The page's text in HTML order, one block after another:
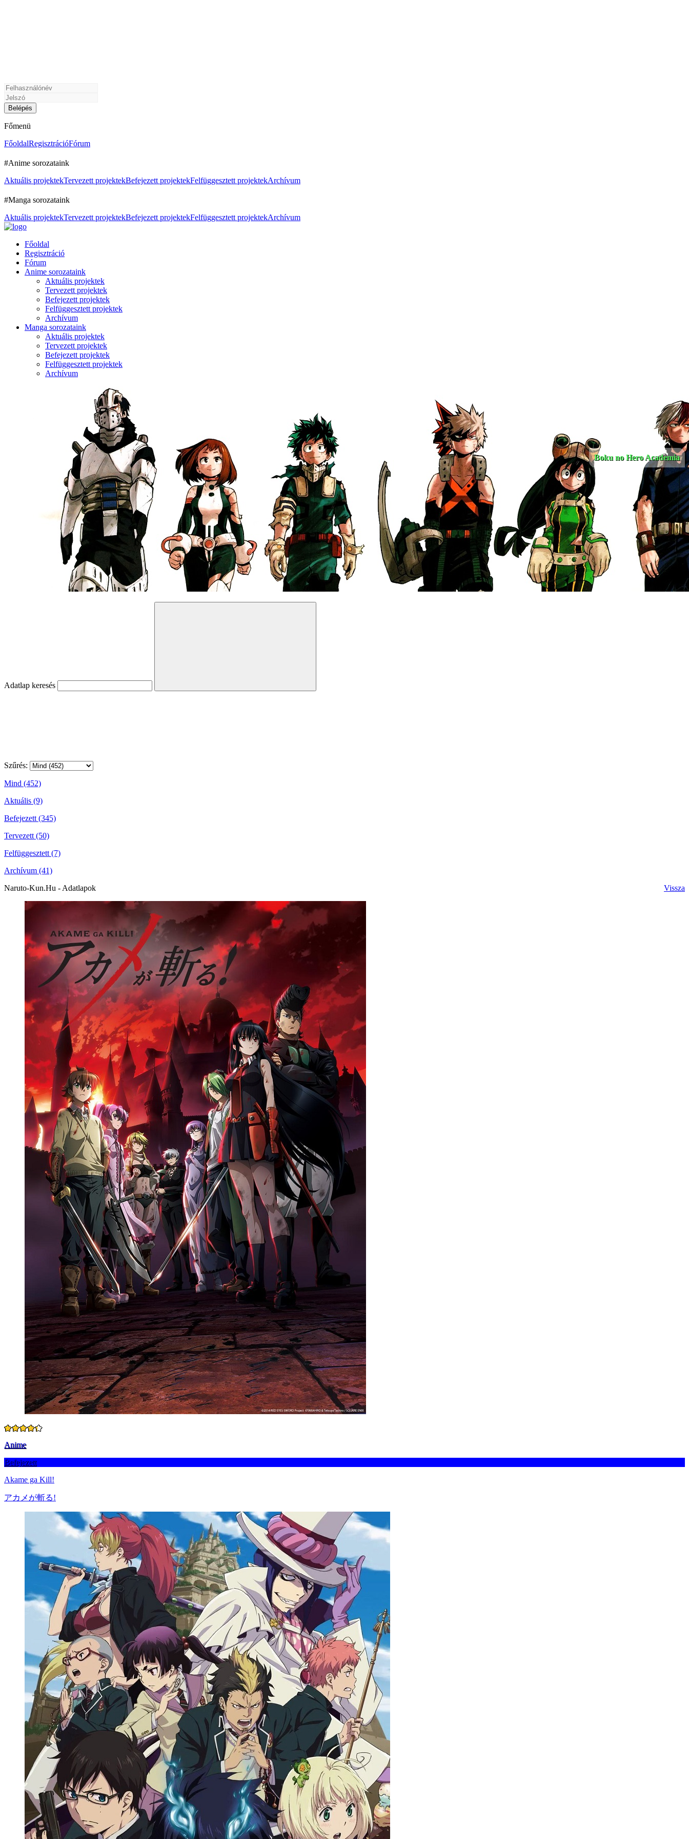
Főmenü
FőoldalRegisztrációFórum
#Anime sorozataink
Aktuális projektekTervezett projektekBefejezett projektekFelfüggesztett projektekArchívum
#Manga sorozataink
Aktuális projektekTervezett projektekBefejezett projektekFelfüggesztett projektekArchívum
Főoldal
Regisztráció
Fórum
Anime sorozataink
Aktuális projektek
Tervezett projektek
Befejezett projektek
Felfüggesztett projektek
Archívum
Manga sorozataink
Aktuális projektek
Tervezett projektek
Befejezett projektek
Felfüggesztett projektek
Archívum
Boku no Hero Academia
Adatlap keresés
Szűrés:
Mind (452)
Aktuális (9)
Befejezett (345)
Tervezett (50)
Felfüggesztett (7)
Archívum (41)
Naruto-Kun.Hu - Adatlapok
Vissza
Anime
Befejezett
Akame ga Kill!
アカメが斬る!